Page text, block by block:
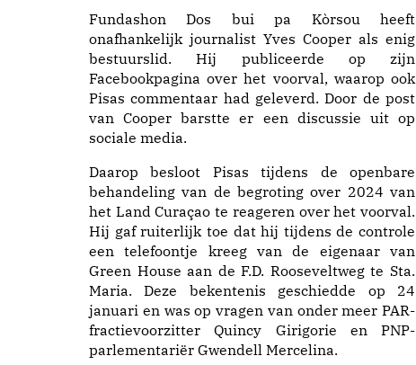
Fundashon Dos bui pa Kòrsou heeft
onafhankelijk journalist Yves Cooper als enig
bestuurslid. Hij publiceerde op zijn
Facebookpagina over het voorval, waarop ook
Pisas commentaar had geleverd. Door de post
van Cooper barstte er een discussie uit op
sociale media.
Daarop besloot Pisas tijdens de openbare
behandeling van de begroting over 2024 van
het Land Curaçao te reageren over het voorval.
Hij gaf ruiterlijk toe dat hij tijdens de controle
een telefoontje kreeg van de eigenaar van
Green House aan de F.D. Rooseveltweg te Sta.
Maria. Deze bekentenis geschiedde op 24
januari en was op vragen van onder meer PAR-
fractievoorzitter Quincy Girigorie en PNP-
parlementariër Gwendell Mercelina.